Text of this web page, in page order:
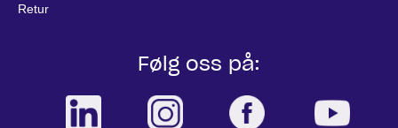
Retur
Følg oss på: